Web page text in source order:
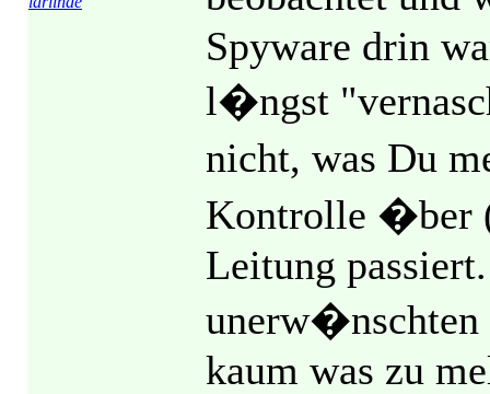
Spyware drin
l�ngst
nicht, was Du
Kontrolle �ber
Leitung
kaum was zu